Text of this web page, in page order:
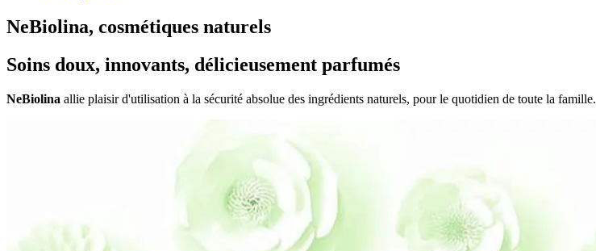
NeBiolina, cosmétiques naturels
Soins doux, innovants, délicieusement parfumés
NeBiolina allie plaisir d'utilisation à la sécurité absolue des ingrédients naturels, pour le quotidien de toute la famille.